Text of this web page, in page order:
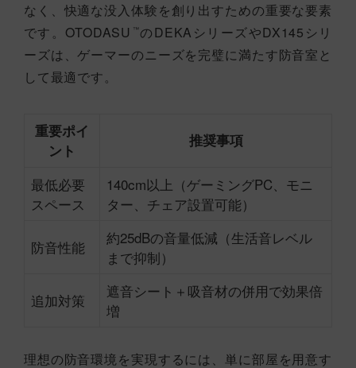
なく、快適な没入体験を創り出すための重要な要素
です。OTODASU ™のDEKAシリーズやDX145シリ
ーズは、ゲーマーのニーズを完璧に満たす防音室と
して最適です。
重要ポイ
ント
推奨事項
最低必要
スペース
140cm以上（ゲーミングPC、モニ
ター、チェア設置可能）
防音性能
約25dBの音量低減（生活音レベル
まで抑制）
追加対策
遮音シート＋吸音材の併用で効果倍
増
理想の防音環境を実現するには、単に部屋を用意す